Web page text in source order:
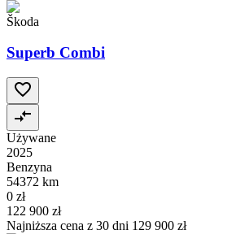
Škoda
Superb Combi
Używane
2025
Benzyna
54372 km
0 zł
122 900 zł
Najniższa cena z 30 dni 129 900 zł